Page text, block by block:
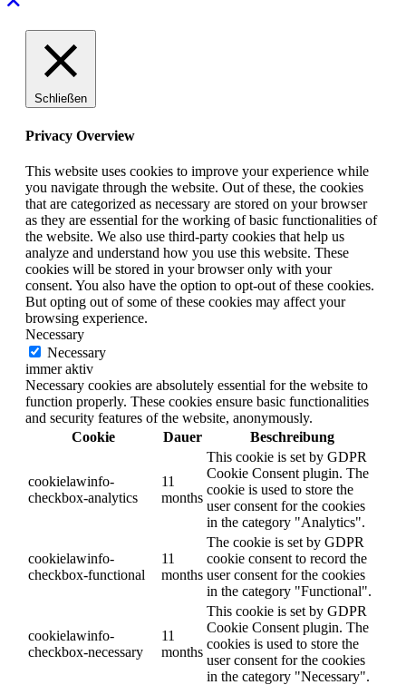
Schließen
Privacy Overview
This website uses cookies to improve your experience while
you navigate through the website. Out of these, the cookies
that are categorized as necessary are stored on your browser
as they are essential for the working of basic functionalities of
the website. We also use third-party cookies that help us
analyze and understand how you use this website. These
cookies will be stored in your browser only with your
consent. You also have the option to opt-out of these cookies.
But opting out of some of these cookies may affect your
browsing experience.
Necessary
Necessary
immer aktiv
Necessary cookies are absolutely essential for the website to
function properly. These cookies ensure basic functionalities
and security features of the website, anonymously.
Cookie
Dauer Beschreibung
cookielawinfo-
checkbox-analytics
11
months
This cookie is set by GDPR
Cookie Consent plugin. The
cookie is used to store the
user consent for the cookies
in the category "Analytics".
cookielawinfo-
checkbox-functional
11
months
The cookie is set by GDPR
cookie consent to record the
user consent for the cookies
in the category "Functional".
cookielawinfo-
checkbox-necessary
11
months
This cookie is set by GDPR
Cookie Consent plugin. The
cookies is used to store the
user consent for the cookies
in the category "Necessary".